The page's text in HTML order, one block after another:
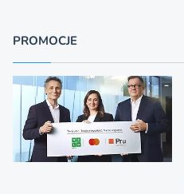
PROMOCJE